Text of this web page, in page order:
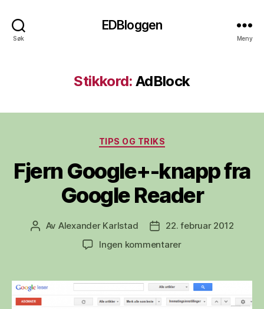
Søk
EDBloggen
Meny
Stikkord: AdBlock
Kategorier
TIPS OG TRIKS
Fjern Google+-knapp fra
Google Reader
Innleggsforfatter
Av Alexander Karlstad Publiseringsdato
22. februar 2012
Ingen kommentarertil
knapp
fra